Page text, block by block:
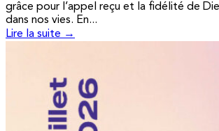
grâce pour l’appel reçu et la fidélité de
dans nos vies. En...
Lire la suite →